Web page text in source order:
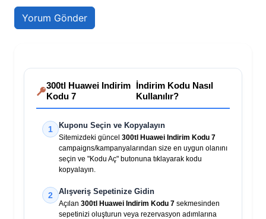
300tl Huawei Indirim
Kodu 7
İndirim Kodu Nasıl
Kullanılır?
1 Kuponu Seçin ve Kopyalayın
Sitemizdeki güncel 300tl Huawei Indirim Kodu 7
campaigns/kampanyalarından size en uygun olanını
seçin ve "Kodu Aç" butonuna tıklayarak kodu
kopyalayın.
2 Alışveriş Sepetinize Gidin
Açılan 300tl Huawei Indirim Kodu 7 sekmesinden
sepetinizi oluşturun veya rezervasyon adımlarına